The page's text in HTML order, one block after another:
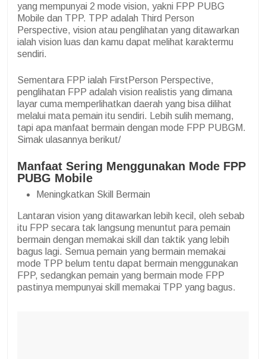
yang mempunyai 2 mode vision, yakni FPP PUBG
Mobile dan TPP. TPP adalah Third Person
Perspective, vision atau penglihatan yang ditawarkan
ialah vision luas dan kamu dapat melihat karaktermu
sendiri.
Sementara FPP ialah FirstPerson Perspective,
penglihatan FPP adalah vision realistis yang dimana
layar cuma memperlihatkan daerah yang bisa dilihat
melalui mata pemain itu sendiri. Lebih sulih memang,
tapi apa manfaat bermain dengan mode FPP PUBGM.
Simak ulasannya berikut/
Manfaat Sering Menggunakan Mode FPP
PUBG Mobile
Meningkatkan Skill Bermain
Lantaran vision yang ditawarkan lebih kecil, oleh sebab
itu FPP secara tak langsung menuntut para pemain
bermain dengan memakai skill dan taktik yang lebih
bagus lagi. Semua pemain yang bermain memakai
mode TPP belum tentu dapat bermain menggunakan
FPP, sedangkan pemain yang bermain mode FPP
pastinya mempunyai skill memakai TPP yang bagus.